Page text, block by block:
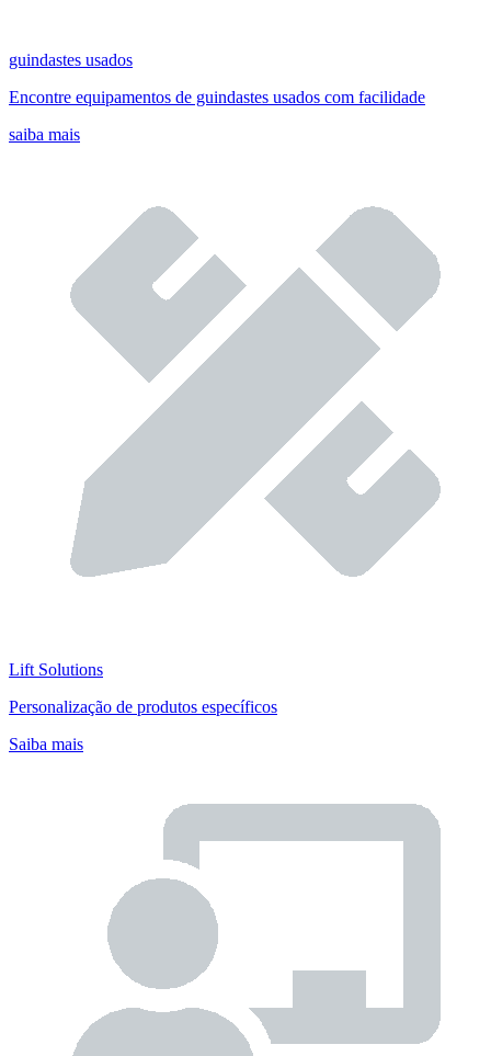
guindastes usados
Encontre equipamentos de guindastes usados com facilidade
saiba mais
Lift Solutions
Personalização de produtos específicos
Saiba mais